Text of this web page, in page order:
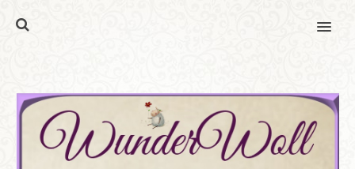
MENU